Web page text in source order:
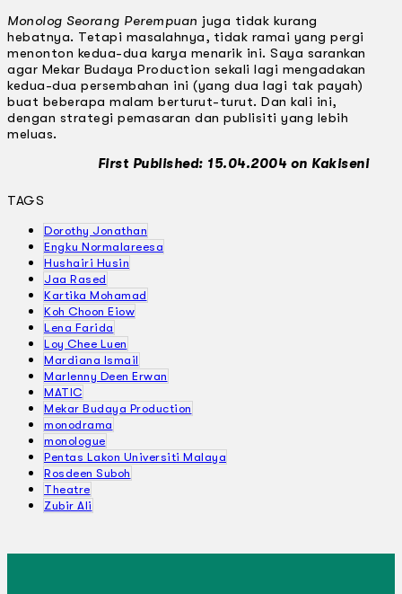
Monolog Seorang Perempuan juga tidak kurang
hebatnya. Tetapi masalahnya, tidak ramai yang pergi
menonton kedua-dua karya menarik ini. Saya sarankan
agar Mekar Budaya Production sekali lagi mengadakan
kedua-dua persembahan ini (yang dua lagi tak payah)
buat beberapa malam berturut-turut. Dan kali ini,
dengan strategi pemasaran dan publisiti yang lebih
meluas.
First Published: 15.04.2004 on Kakiseni
TAGS
Dorothy Jonathan
Engku Normalareesa
Hushairi Husin
Jaa Rased
Kartika Mohamad
Koh Choon Eiow
Lena Farida
Loy Chee Luen
Mardiana Ismail
Marlenny Deen Erwan
MATIC
Mekar Budaya Production
monodrama
monologue
Pentas Lakon Universiti Malaya
Rosdeen Suboh
Theatre
Zubir Ali